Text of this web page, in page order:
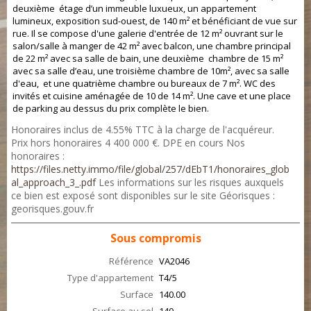
deuxième étage d’un immeuble luxueux, un appartement
lumineux, exposition sud-ouest, de 140 m² et bénéficiant de vue sur
rue. Il se compose d'une galerie d'entrée de 12 m² ouvrant sur le
salon/salle à manger de 42 m² avec balcon, une chambre principal
de 22 m² avec sa salle de bain, une deuxième chambre de 15 m²
avec sa salle d’eau, une troisième chambre de 10m², avec sa salle
d'eau, et une quatrième chambre ou bureaux de 7 m². WC des
invités et cuisine aménagée de 10 de 14 m². Une cave et une place
de parking au dessus du prix complète le bien.
Honoraires inclus de 4.55% TTC à la charge de l'acquéreur.
Prix hors honoraires 4 400 000 €. DPE en cours Nos
honoraires :
https://files.netty.immo/file/global/257/dEbT1/honoraires_glob
al_approach_3_.pdfLes informations sur les risques auxquels
ce bien est exposé sont disponibles sur le site Géorisques :
georisques.gouv.fr
Sous compromis
Référence VA2046
Type d'appartement T4/5
Surface 140.00